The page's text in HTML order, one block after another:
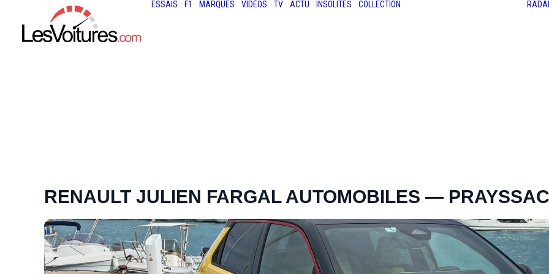
ESSAIS F1 MARQUES VIDÉOS TV ACTU INSOLITES COLLECTION
RENAULT JULIEN FARGAL AUTOMOBILES — PRAYSSAC